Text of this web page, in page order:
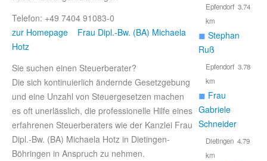
Telefon: +49 7404 91083-0
zur Homepage Frau Dipl.-Bw. (BA) Michaela
Hotz
Sie suchen einen Steuerberater?
Die sich kontinuierlich ändernde Gesetzgebung
und eine Unzahl von Steuergesetzen machen
es oft unerlässlich, die professionelle Hilfe eines
erfahrenen Steuerberaters wie der Kanzlei Frau
Dipl.-Bw. (BA) Michaela Hotz in Dietingen-
Böhringen in Anspruch zu nehmen.
Epfendorf 3.74
km
◼ Stephan
Ruß
Epfendorf 3.78
km
◼ Frau
Gabriele
Schneider
Dietingen 4.79
km